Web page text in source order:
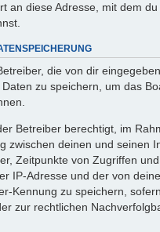
an diese Adresse, mit dem
die von dir
zu speichern, um das
Betreiber berechtigt, im
zwischen deinen und seinen
Zeitpunkte von Zugriffen
IP-Adresse und der von
Kennung zu speichern,
zur rechtlichen